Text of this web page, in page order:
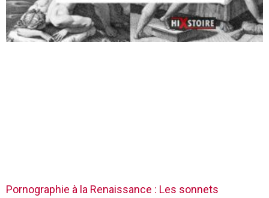
Pornographie à la Renaissance : Les sonnets